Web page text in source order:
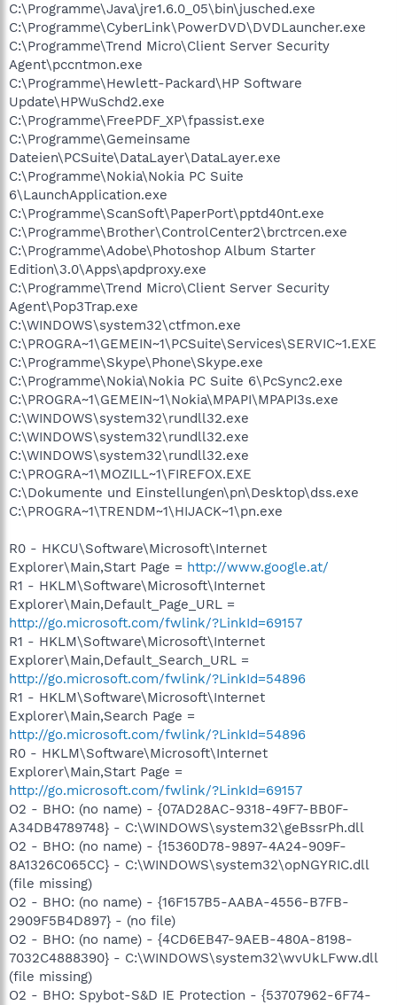
C:\Programme\Java\jre1.6.0_05\bin\jusched.exe
C:\Programme\CyberLink\PowerDVD\DVDLauncher.exe
C:\Programme\Trend Micro\Client Server Security
Agent\pccntmon.exe
C:\Programme\Hewlett-Packard\HP Software
Update\HPWuSchd2.exe
C:\Programme\FreePDF_XP\fpassist.exe
C:\Programme\Gemeinsame
Dateien\PCSuite\DataLayer\DataLayer.exe
C:\Programme\Nokia\Nokia PC Suite
6\LaunchApplication.exe
C:\Programme\ScanSoft\PaperPort\pptd40nt.exe
C:\Programme\Brother\ControlCenter2\brctrcen.exe
C:\Programme\Adobe\Photoshop Album Starter
Edition\3.0\Apps\apdproxy.exe
C:\Programme\Trend Micro\Client Server Security
Agent\Pop3Trap.exe
C:\WINDOWS\system32\ctfmon.exe
C:\PROGRA~1\GEMEIN~1\PCSuite\Services\SERVIC~1.EXE
C:\Programme\Skype\Phone\Skype.exe
C:\Programme\Nokia\Nokia PC Suite 6\PcSync2.exe
C:\PROGRA~1\GEMEIN~1\Nokia\MPAPI\MPAPI3s.exe
C:\WINDOWS\system32\rundll32.exe
C:\WINDOWS\system32\rundll32.exe
C:\WINDOWS\system32\rundll32.exe
C:\PROGRA~1\MOZILL~1\FIREFOX.EXE
C:\Dokumente und Einstellungen\pn\Desktop\dss.exe
C:\PROGRA~1\TRENDM~1\HIJACK~1\pn.exe
R0 - HKCU\Software\Microsoft\Internet
Explorer\Main,Start Page = http://www.google.at/
R1 - HKLM\Software\Microsoft\Internet
Explorer\Main,Default_Page_URL =
http://go.microsoft.com/fwlink/?LinkId=69157
R1 - HKLM\Software\Microsoft\Internet
Explorer\Main,Default_Search_URL =
http://go.microsoft.com/fwlink/?LinkId=54896
R1 - HKLM\Software\Microsoft\Internet
Explorer\Main,Search Page =
http://go.microsoft.com/fwlink/?LinkId=54896
R0 - HKLM\Software\Microsoft\Internet
Explorer\Main,Start Page =
http://go.microsoft.com/fwlink/?LinkId=69157
O2 - BHO: (no name) - {07AD28AC-9318-49F7-BB0F-
A34DB4789748} - C:\WINDOWS\system32\geBssrPh.dll
O2 - BHO: (no name) - {15360D78-9897-4A24-909F-
8A1326C065CC} - C:\WINDOWS\system32\opNGYRIC.dll
(file missing)
O2 - BHO: (no name) - {16F157B5-AABA-4556-B7FB-
2909F5B4D897} - (no file)
O2 - BHO: (no name) - {4CD6EB47-9AEB-480A-8198-
7032C4888390} - C:\WINDOWS\system32\wvUkLFww.dll
(file missing)
O2 - BHO: Spybot-S&D IE Protection - {53707962-6F74-